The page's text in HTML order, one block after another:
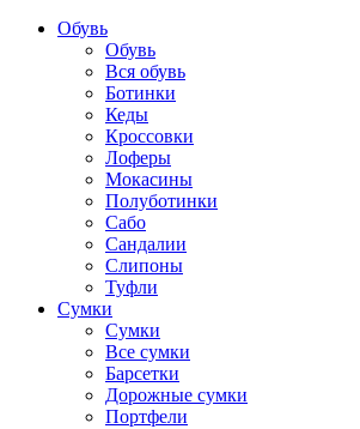
Обувь
Обувь
Вся обувь
Ботинки
Кеды
Кроссовки
Лоферы
Мокасины
Полуботинки
Сабо
Сандалии
Слипоны
Туфли
Сумки
Сумки
Все сумки
Барсетки
Дорожные сумки
Портфели